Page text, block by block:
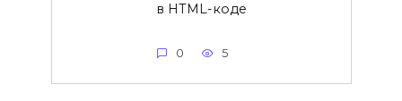
в HTML-коде
0 5